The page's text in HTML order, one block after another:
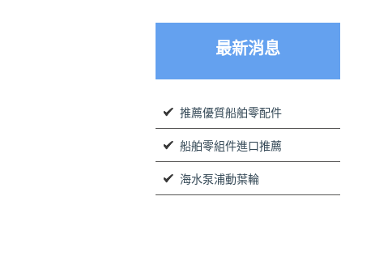
最新消息
推薦優質船舶零配件
船舶零組件進口推薦
海水泵浦動葉輪